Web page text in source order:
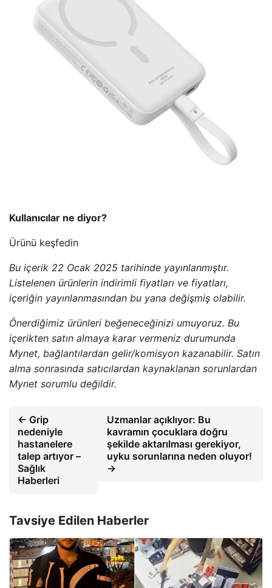
Kullanıcılar ne diyor?
Ürünü keşfedin
Bu içerik 22 Ocak 2025 tarihinde yayınlanmıştır.
Listelenen ürünlerin indirimli fiyatları ve fiyatları,
içeriğin yayınlanmasından bu yana değişmiş olabilir.
Önerdiğimiz ürünleri beğeneceğinizi umuyoruz. Bu
içerikten satın almaya karar vermeniz durumunda
Mynet, bağlantılardan gelir/komisyon kazanabilir. Satın
alma sonrasında satıcılardan kaynaklanan sorunlardan
Mynet sorumlu değildir.
← Grip
nedeniyle
hastanelere
talep artıyor –
Sağlık
Haberleri
Uzmanlar açıklıyor: Bu
kavramın çocuklara doğru
şekilde aktarılması gerekiyor,
uyku sorunlarına neden oluyor!
→
Tavsiye Edilen Haberler